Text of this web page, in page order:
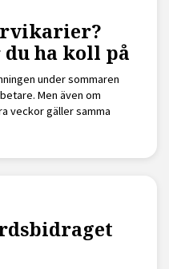
ha koll på
under sommaren
Men även om
veckor gäller samma